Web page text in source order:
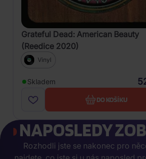
Grateful Dead: American Beauty
(Reedice 2020)
Vinyl
Skladem
DO KOŠÍKU
NAPOSLEDY
Rozhodli jste se nakonec pro